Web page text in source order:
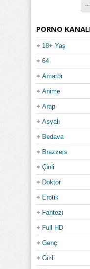
...
PORNO
18+ Yaş
64
Amatör
Anime
Arap
Asyalı
Bedava
Brazzers
Çinli
Doktor
Erotik
Fantezi
Full HD
Genç
Gizli